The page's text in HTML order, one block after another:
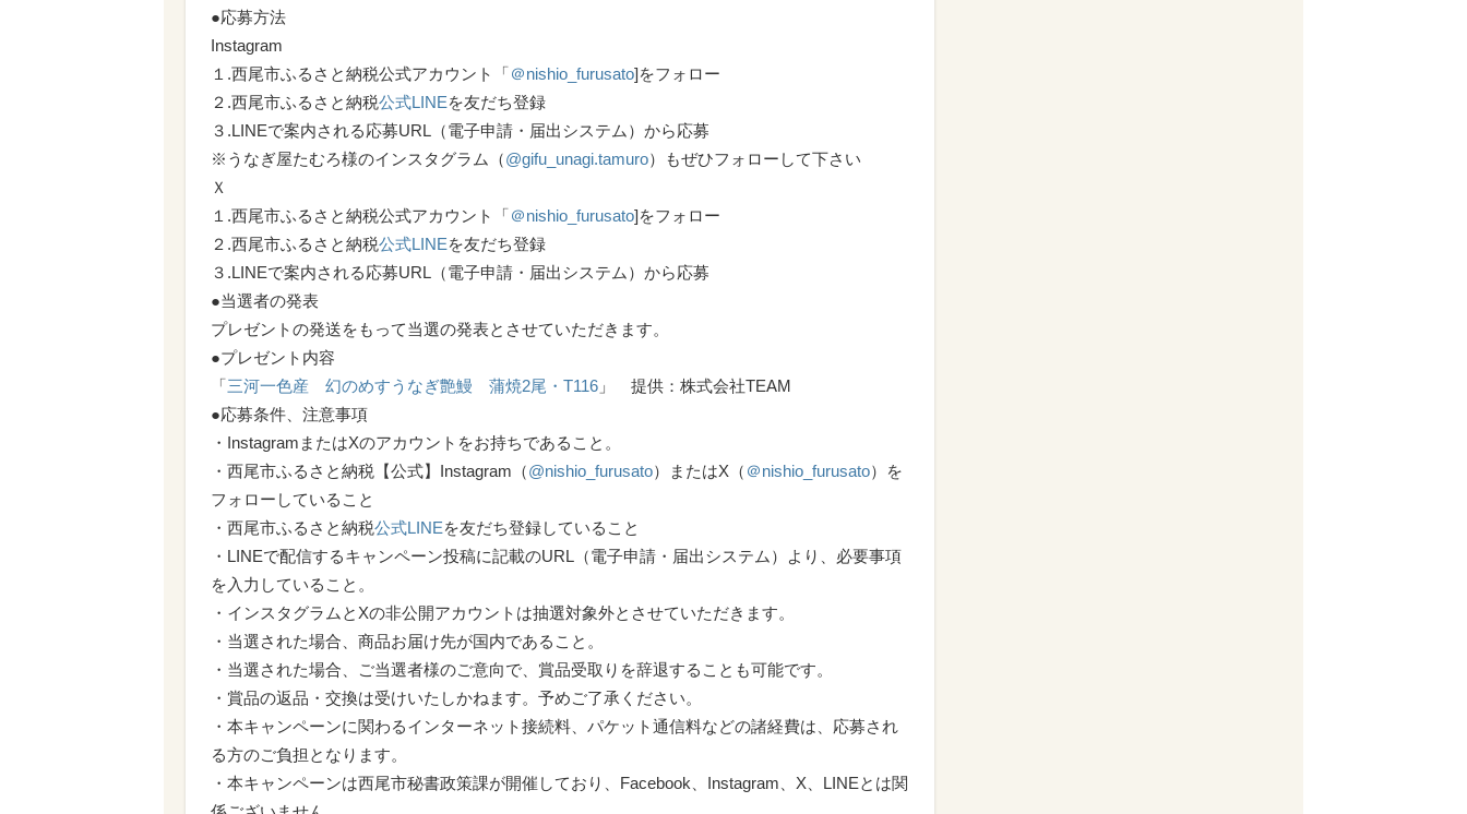
●応募方法
Instagram
１.西尾市ふるさと納税公式アカウント「＠nishio_furusato]をフォロー
２.西尾市ふるさと納税公式LINEを友だち登録
３.LINEで案内される応募URL（電子申請・届出システム）から応募
※うなぎ屋たむろ様のインスタグラム（@gifu_unagi.tamuro）もぜひフォローして下さい
Ｘ
１.西尾市ふるさと納税公式アカウント「＠nishio_furusato]をフォロー
２.西尾市ふるさと納税公式LINEを友だち登録
３.LINEで案内される応募URL（電子申請・届出システム）から応募
●当選者の発表
プレゼントの発送をもって当選の発表とさせていただきます。
●プレゼント内容
「三河一色産 幻のめすうなぎ艶鰻 蒲焼2尾・T116 」 提供：株式会社TEAM
●応募条件、注意事項
・InstagramまたはXのアカウントをお持ちであること。
・西尾市ふるさと納税【公式】Instagram（@nishio_furusato）またはX（ ＠nishio_furusato）を
フォローしていること
・西尾市ふるさと納税公式LINEを友だち登録していること
・LINEで配信するキャンペーン投稿に記載のURL（電子申請・届出システム）より、必要事項
を入力していること。
・インスタグラムとXの非公開アカウントは抽選対象外とさせていただきます。
・当選された場合、商品お届け先が国内であること。
・当選された場合、ご当選者様のご意向で、賞品受取りを辞退することも可能です。
・賞品の返品・交換は受けいたしかねます。予めご了承ください。
・本キャンペーンに関わるインターネット接続料、パケット通信料などの諸経費は、応募され
る方のご負担となります。
・本キャンペーンは西尾市秘書政策課が開催しており、Facebook、Instagram、X、LINEとは関